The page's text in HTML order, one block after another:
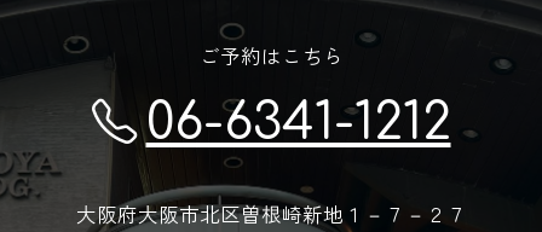
ご予約はこちら
06-6341-1212
大阪府大阪市北区曽根崎新地１－７－２７